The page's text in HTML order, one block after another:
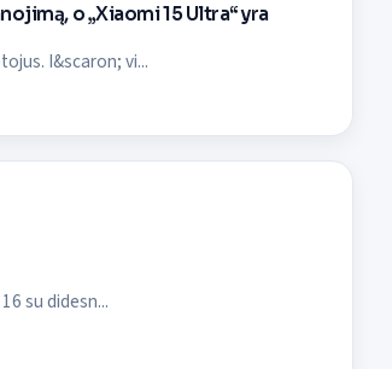
o „Xiaomi 15 Ultra“ yra
I&scaron; vi...
su didesn...